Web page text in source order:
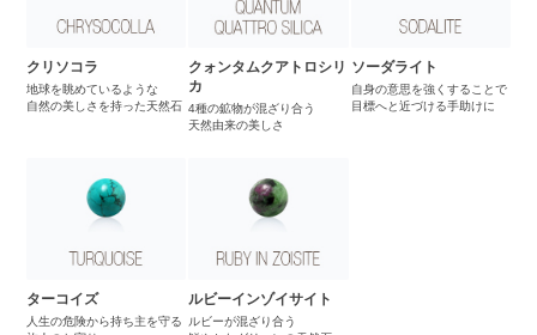
クリソコラ
地球を眺めているような
自然の美しさを持った天然石
クォンタムクアトロシリ
カ
4種の鉱物が混ざり合う
天然由来の美しさ
ソーダライト
自身の意思を強くすることで
目標へと近づける手助けに
ターコイズ
人生の危険から持ち主を守る
ルビーインゾイサイト
ルビーが混ざり合う